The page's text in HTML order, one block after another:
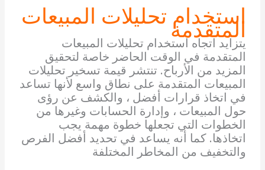
استخدام تحليلات المبيعات
المتقدمة
يتزايد اتجاه استخدام تحليلات المبيعات
المتقدمة في الوقت الحاضر خاصة لتحقيق
المزيد من الأرباح. تنتشر قيمة تسخير تحليلات
المبيعات المتقدمة على نطاق واسع لأنها تساعد
في اتخاذ قرارات أفضل ، والكشف عن رؤى
حول المبيعات ، وإدارة الحسابات وغيرها من
الخطوات التي تجعلها خطوة مهمة يجب
اتخاذها. كما أنه يساعد في تحديد أفضل الفرص
والتخفيف من المخاطر المختلفة